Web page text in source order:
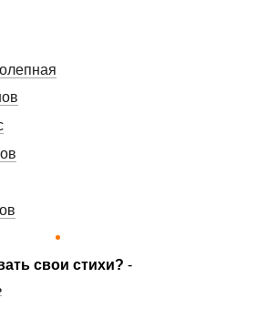
свои стихи? -